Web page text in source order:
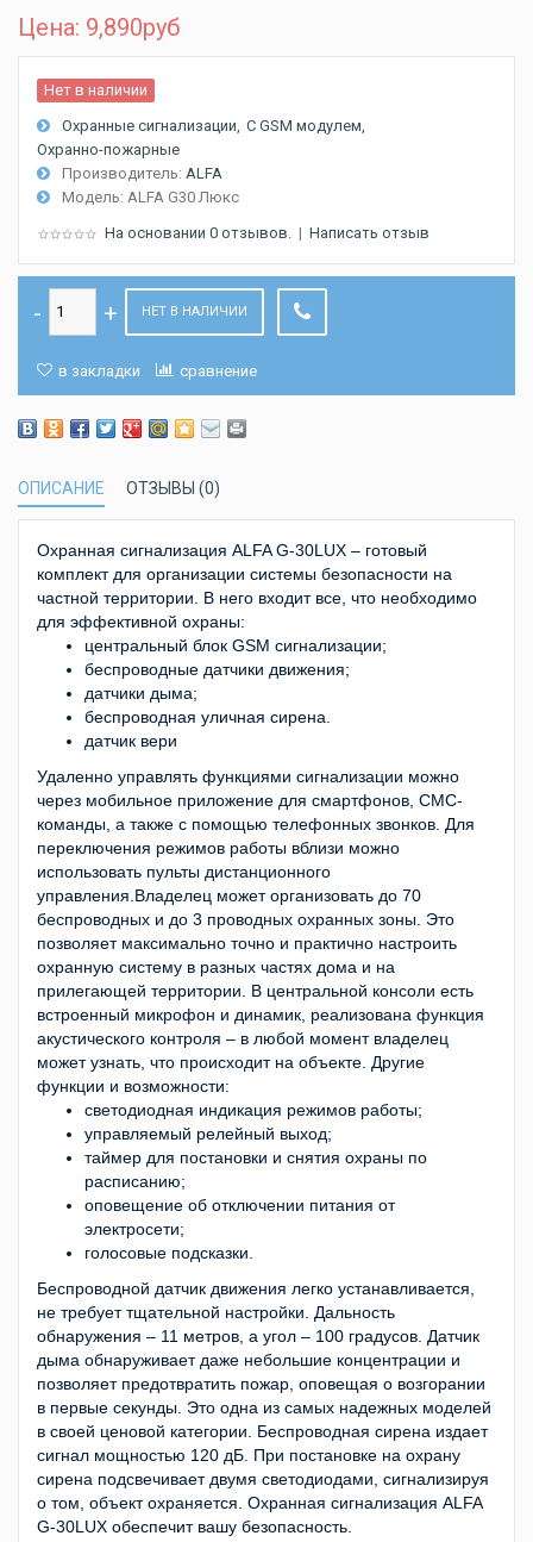
Цена: 9,890руб
Нет в наличии
Охранные сигнализации C GSM модулем
Охранно-пожарные
Производитель: ALFA
Модель: ALFA G30 Люкс
На основании 0 отзывов. | Написать отзыв
НЕТ В НАЛИЧИИ
в закладки сравнение
ОПИСАНИЕ ОТЗЫВЫ (0)
Охранная сигнализация ALFA G-30LUX – готовый
комплект для организации системы безопасности на
частной территории. В него входит все, что необходимо
для эффективной охраны:
центральный блок GSM сигнализации;
беспроводные датчики движения;
датчики дыма;
беспроводная уличная сирена.
датчик вери
Удаленно управлять функциями сигнализации можно
через мобильное приложение для смартфонов, СМС-
команды, а также с помощью телефонных звонков. Для
переключения режимов работы вблизи можно
использовать пульты дистанционного
управления.Владелец может организовать до 70
беспроводных и до 3 проводных охранных зоны. Это
позволяет максимально точно и практично настроить
охранную систему в разных частях дома и на
прилегающей территории. В центральной консоли есть
встроенный микрофон и динамик, реализована функция
акустического контроля – в любой момент владелец
может узнать, что происходит на объекте. Другие
функции и возможности:
светодиодная индикация режимов работы;
управляемый релейный выход;
таймер для постановки и снятия охраны по
расписанию;
оповещение об отключении питания от
электросети;
голосовые подсказки.
Беспроводной датчик движения легко устанавливается,
не требует тщательной настройки. Дальность
обнаружения – 11 метров, а угол – 100 градусов. Датчик
дыма обнаруживает даже небольшие концентрации и
позволяет предотвратить пожар, оповещая о возгорании
в первые секунды. Это одна из самых надежных моделей
в своей ценовой категории. Беспроводная сирена издает
сигнал мощностью 120 дБ. При постановке на охрану
сирена подсвечивает двумя светодиодами, сигнализируя
о том, объект охраняется. Охранная сигнализация ALFA
G-30LUX обеспечит вашу безопасность.